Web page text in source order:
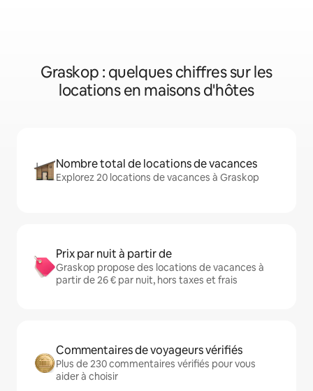
Graskop : quelques chiffres sur les
locations en maisons d'hôtes
Nombre total de locations de vacances
Explorez 20 locations de vacances à Graskop
Prix par nuit à partir de
Graskop propose des locations de vacances à
partir de 26 € par nuit, hors taxes et frais
Commentaires de voyageurs vérifiés
Plus de 230 commentaires vérifiés pour vous
aider à choisir